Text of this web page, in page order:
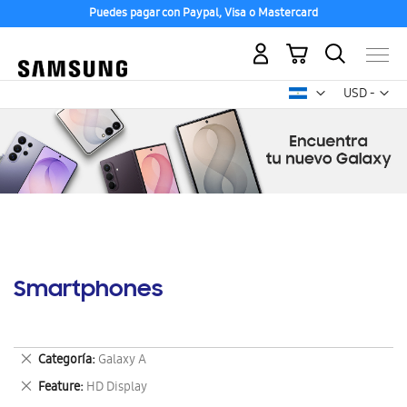
Puedes pagar con Paypal, Visa o Mastercard
USD -
dólar
Mi carrito
Smartphones
Categoría Galaxy A
Eliminar
este
artículo
Feature HD Display
Eliminar